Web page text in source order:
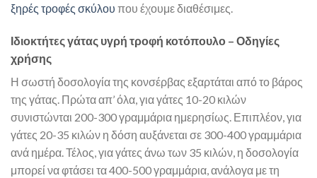
ξηρές τροφές σκύλου που έχουμε διαθέσιμες.
Ιδιοκτήτες γάτας υγρή τροφή κοτόπουλο – Οδηγίες
χρήσης
Η σωστή δοσολογία της κονσέρβας εξαρτάται από το βάρος
της γάτας. Πρώτα απ’ όλα, για γάτες 10-20 κιλών
συνιστώνται 200-300 γραμμάρια ημερησίως. Επιπλέον, για
γάτες 20-35 κιλών η δόση αυξάνεται σε 300-400 γραμμάρια
ανά ημέρα. Τέλος, για γάτες άνω των 35 κιλών, η δοσολογία
μπορεί να φτάσει τα 400-500 γραμμάρια, ανάλογα με τη